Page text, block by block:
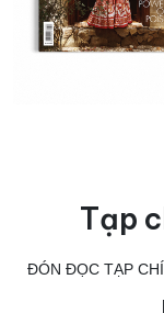
Tạp
ĐÓN ĐỌC TẠP